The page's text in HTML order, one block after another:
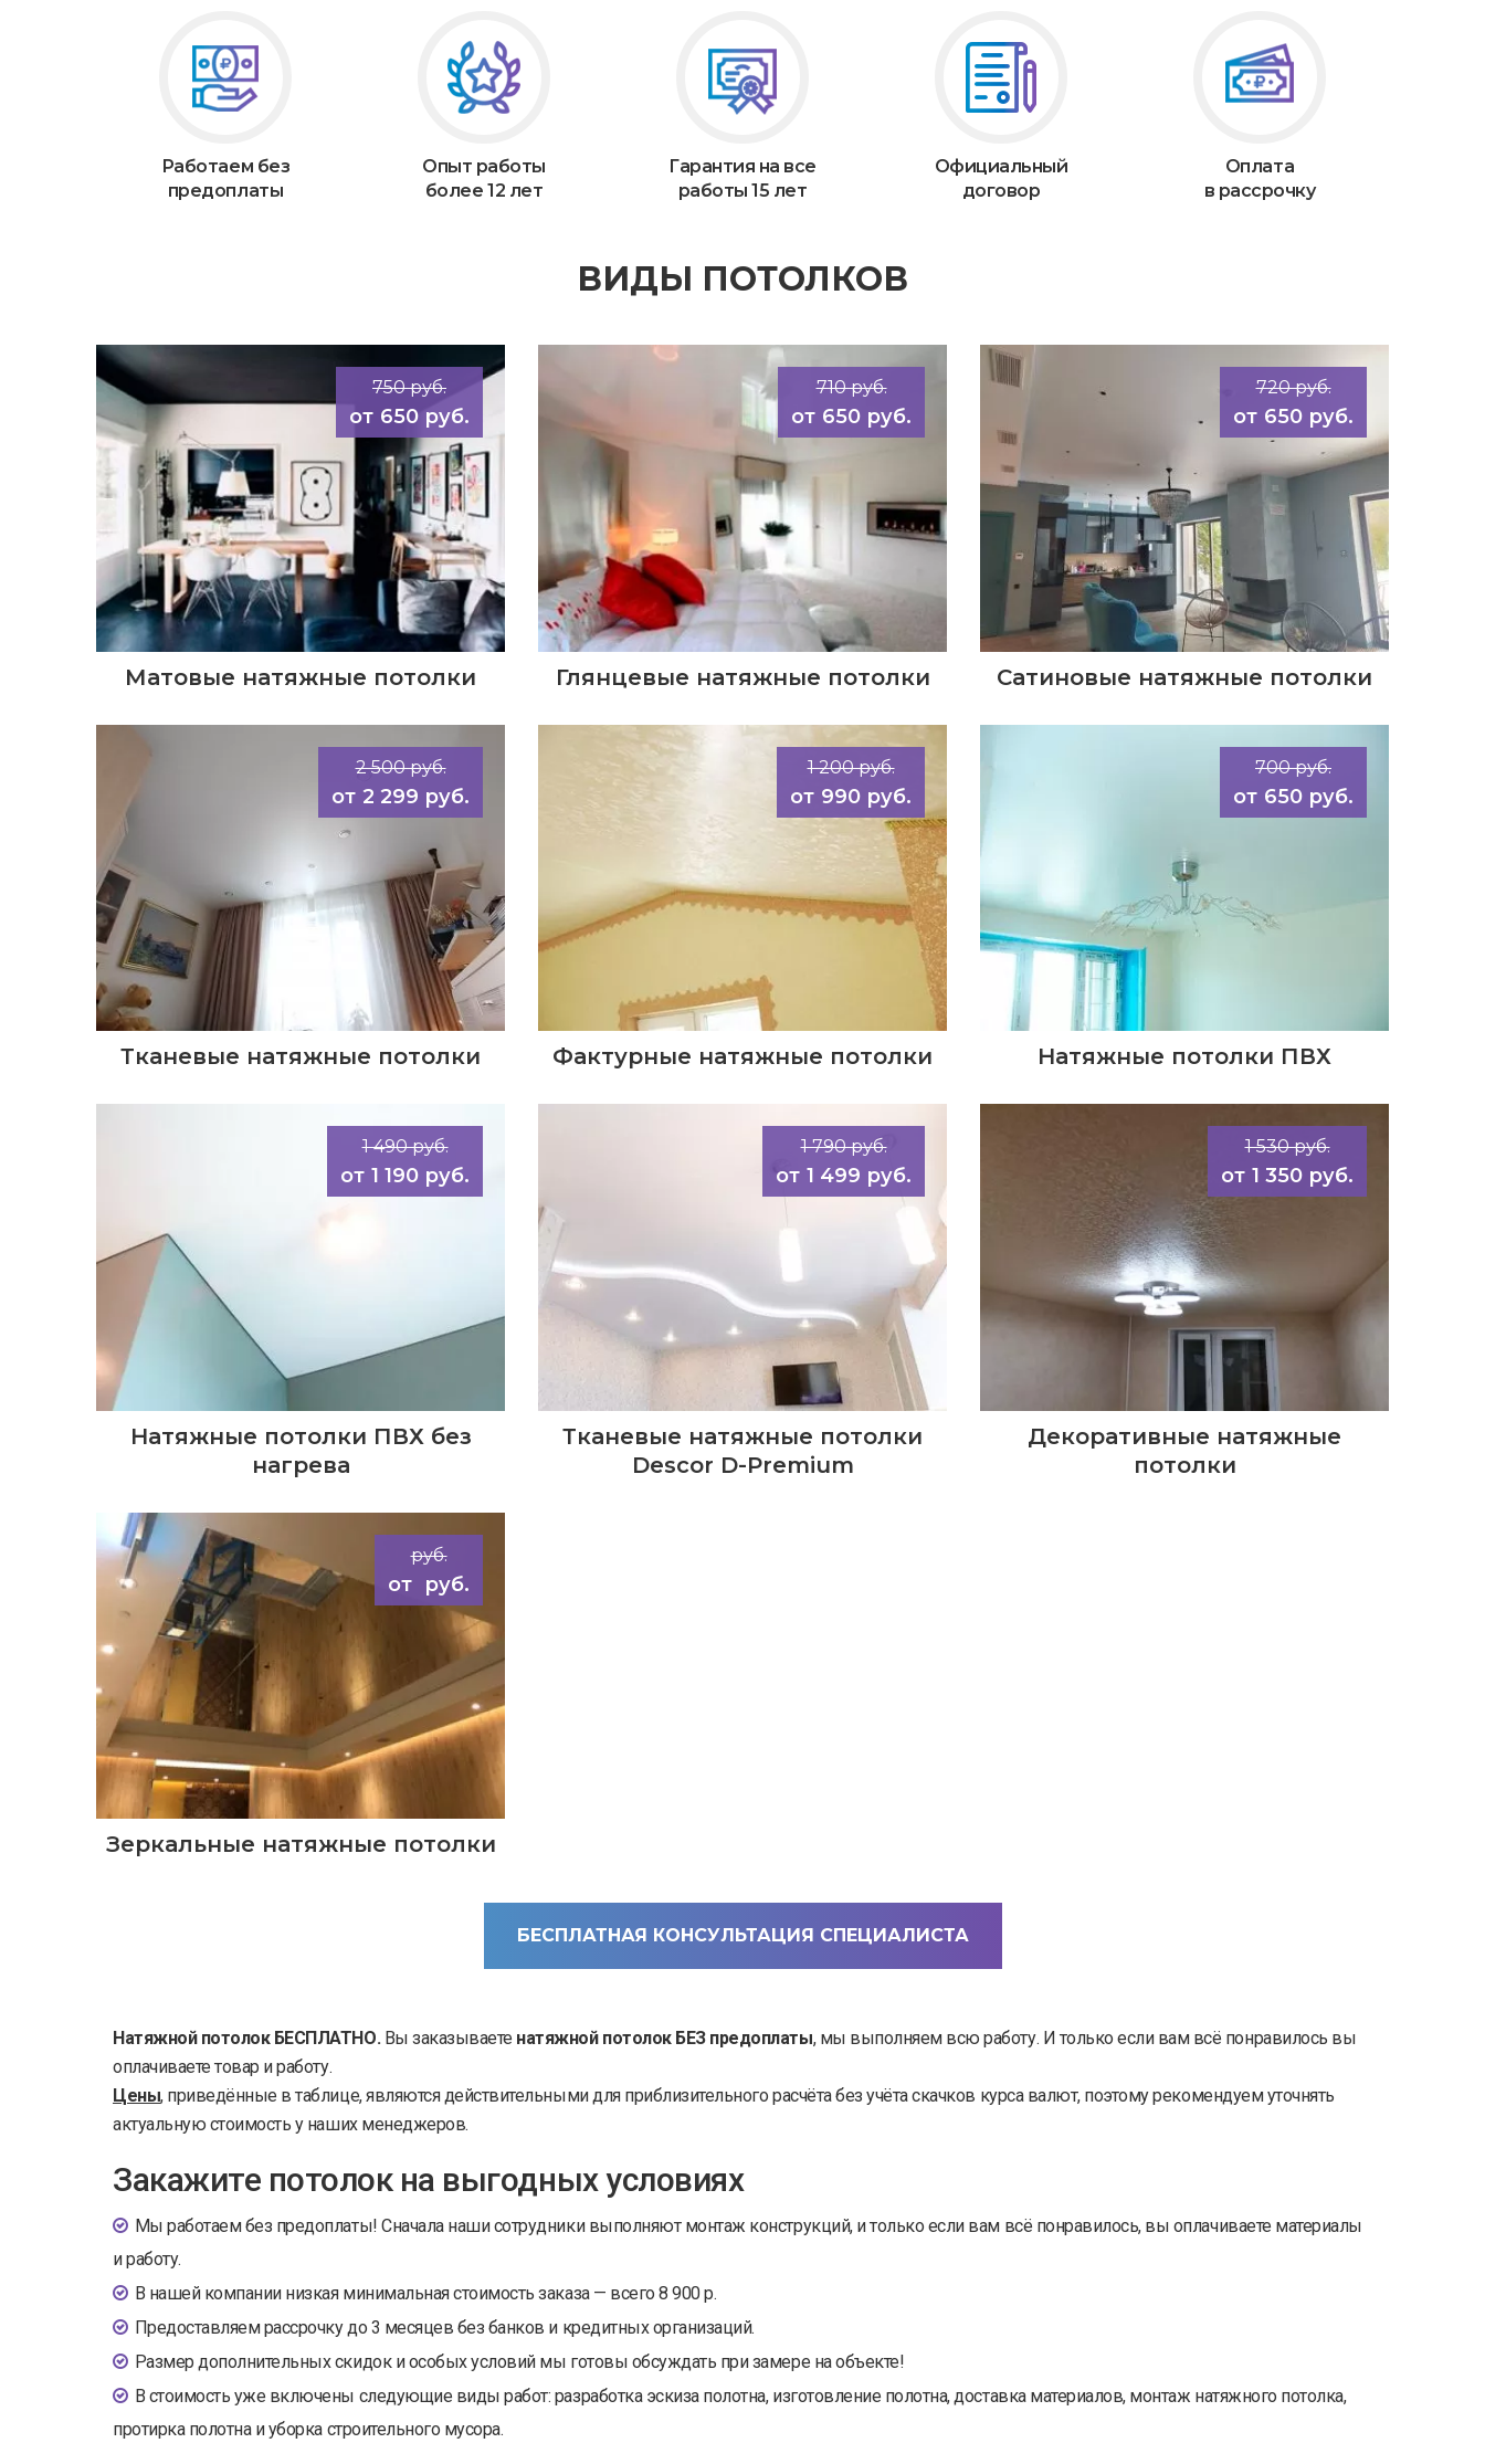
Работаем без
предоплаты
Опыт работы
более 12 лет
Гарантия на все
работы 15 лет
Официальный
договор
Оплата
в рассрочку
ВИДЫ ПОТОЛКОВ
750 руб.
650 руб.
Матовые натяжные потолки
710 руб.
650 руб.
Глянцевые натяжные потолки
720 руб.
650 руб.
Сатиновые натяжные потолки
2 500 руб.
2 299 руб.
Тканевые натяжные потолки
1 200 руб.
990 руб.
Фактурные натяжные потолки
700 руб.
650 руб.
Натяжные потолки ПВХ
1 490 руб.
1 190 руб.
Натяжные потолки ПВХ без
нагрева
1 790 руб.
1 499 руб.
Тканевые натяжные потолки
Descor D-Premium
1 530 руб.
1 350 руб.
Декоративные натяжные
потолки
руб.
руб.
Зеркальные натяжные потолки
БЕСПЛАТНАЯ КОНСУЛЬТАЦИЯ СПЕЦИАЛИСТА
Натяжной потолок БЕСПЛАТНО. Вы заказываете натяжной потолок БЕЗ предоплаты, мы выполняем всю работу. И только если вам всё понравилось вы
оплачиваете товар и работу.
Цены, приведённые в таблице, являются действительными для приблизительного расчёта без учёта скачков курса валют, поэтому рекомендуем уточнять
актуальную стоимость у наших менеджеров.
Закажите потолок на выгодных условиях
Мы работаем без предоплаты! Сначала наши сотрудники выполняют монтаж конструкций, и только если вам всё понравилось, вы оплачиваете материалы
и работу.
В нашей компании низкая минимальная стоимость заказа — всего 8 900 р.
Предоставляем рассрочку до 3 месяцев без банков и кредитных организаций.
Размер дополнительных скидок и особых условий мы готовы обсуждать при замере на объекте!
В стоимость уже включены следующие виды работ: разработка эскиза полотна, изготовление полотна, доставка материалов, монтаж натяжного потолка,
протирка полотна и уборка строительного мусора.